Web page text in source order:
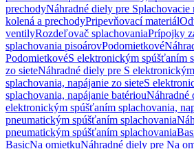
prechodyNáhradné diely pre Splachovacie
kolená a prechodyPripevňovací materiál
ventilyRozdeľovač splachovaniaPrípojky
splachovania pisoárovPodomietkové
PodomietkovéS elektronickým spúšťaním
zo sieteNáhradné diely pre S
splachovania, napájanie zo sieteS
splachovania, napájanie batériouNáhradné
elektronickým spúšťaním splachovania,
pneumatickým spúšťaním splachovania
pneumatickým spúšťaním splachovania
BasicNa omietkuNáhradné diely pre Na